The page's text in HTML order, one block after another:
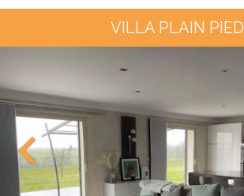
VILLA PLAIN PIED